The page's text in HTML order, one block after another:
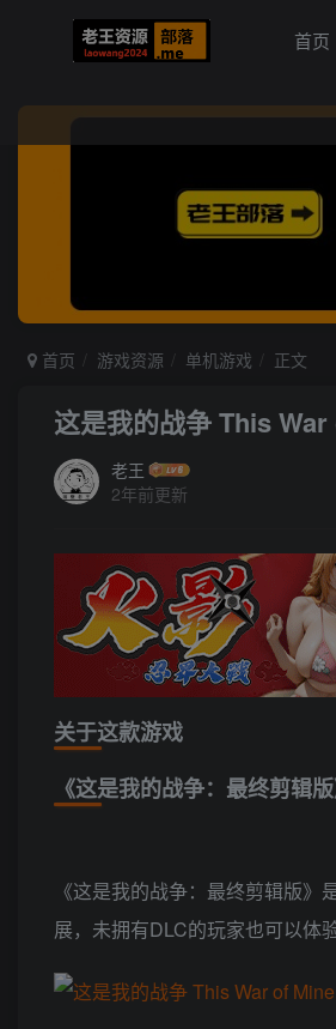
首页
首页 游戏资源 单机游戏 正文
这是我的战争 This
老王
2年前更新
关于这款游戏
《这是我的战争：最终剪辑
《这是我的战争：最终剪辑版
展，未拥有DLC的玩家也可以体